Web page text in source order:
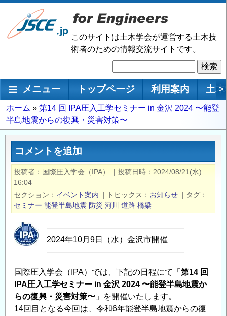
メ
ン
移
動
このサイトは土木学会が運営する土木技
術者のための情報交流サイトです。
索
メインナビゲーション
メニュー トップページ 利用案内 土 >
パ
ン
く
ホーム
第14 回 IPA圧⼊⼯学セミナー in ⾦沢 2024 〜能登
半島地震からの復興・災害対策〜
コメントを追加
投稿者 国際圧入学会（IPA） | 投稿日時
2024/08/21(水)
16:04
セクション
イベント案内 | トピックス お知らせ | タグ
セミナー 能登半島地震 防災 河川 道路 橋梁
―――――――――――――――――
2024年10月9日（水）金沢市開催
―――――――――――――――――
国際圧入学会（IPA）では、下記の日程にて「 第14 回
IPA圧⼊⼯学セミナー in ⾦沢 2024 〜能登半島地震か
らの復興・災害対策〜 」を開催いたします。
14回目となる今回は、令和6年能登半島地震からの復